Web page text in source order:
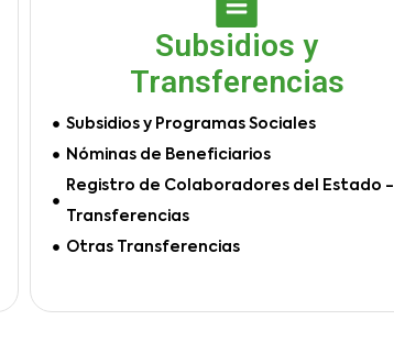
Subsidios y
Transferencias
Subsidios y Programas Sociales
Nóminas de Beneficiarios
Registro de Colaboradores del Estado -
Transferencias
Otras Transferencias